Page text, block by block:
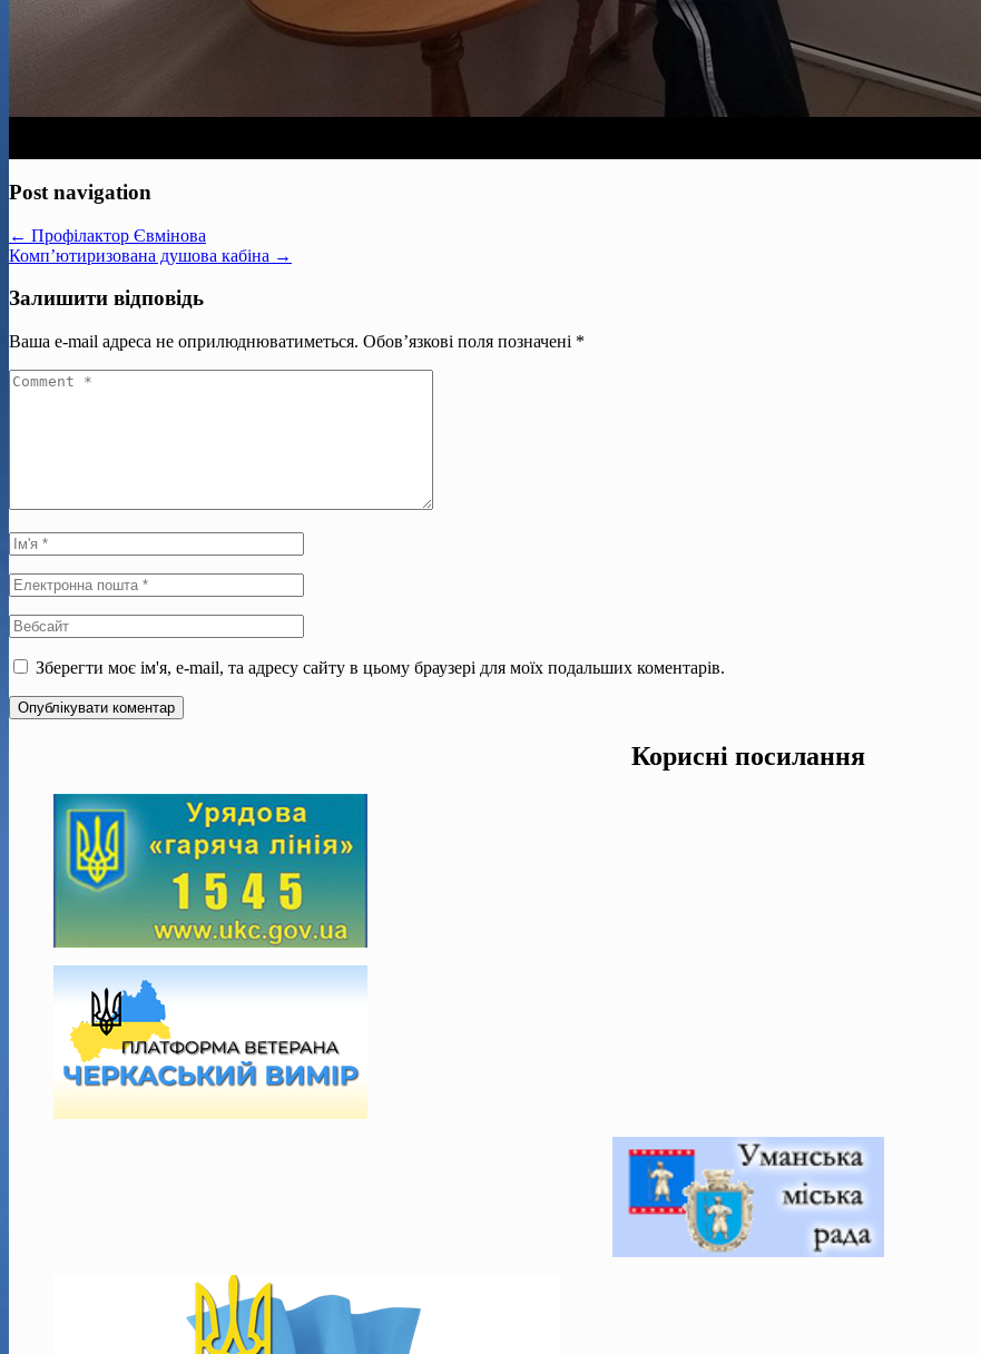
Post navigation
← Профілактор Євмінова
Комп’ютиризована душова кабіна →
Залишити відповідь
Ваша e-mail адреса не оприлюднюватиметься. Обов’язкові поля позначені *
Зберегти моє ім'я, e-mail, та адресу сайту в цьому браузері для моїх подальших коментарів.
Корисні посилання